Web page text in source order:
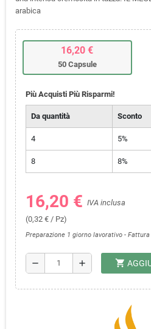
arabica
16,20 €
50 Capsule
Più Acquisti Più Risparmi!
Da quantità Sconto
4 5%
8 8%
16,20 € IVA inclusa
(0,32 € / Pz)
Preparazione 1 giorno lavorativo -
remove add shopping_cart